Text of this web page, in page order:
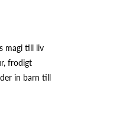
magi till liv
frodigt
in barn till